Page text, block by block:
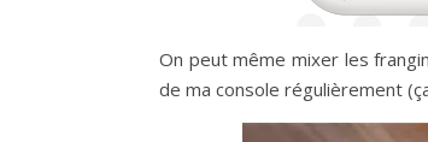
On peut même mixer les
de ma console régulièrement